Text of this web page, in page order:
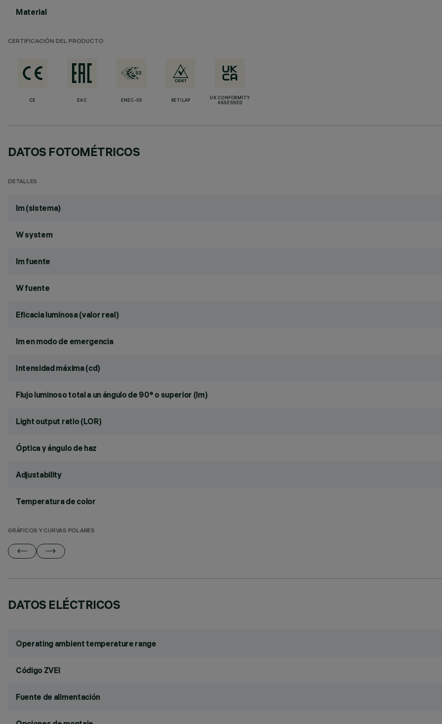
Material
CERTIFICACIÓN DEL PRODUCTO
CE EAC ENEC-03 RETILAP
UK CONFORMITY
ASSESSED
DATOS FOTOMÉTRICOS
DETALLES
lm (sistema)
W system
lm fuente
W fuente
Eficacia luminosa (valor real)
lm en modo de emergencia
Intensidad máxima (cd)
Flujo luminoso total a un ángulo de 90° o superior (lm)
Light output ratio (LOR)
Óptica y ángulo de haz
Adjustability
Temperatura de color
GRÁFICOS Y CURVAS POLARES
DATOS ELÉCTRICOS
Operating ambient temperature range
Código ZVEI
Fuente de alimentación